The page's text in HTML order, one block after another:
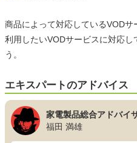
商品によって対応しているVOD
利用したいVODサービスに対応し
う。
エキスパートのアドバイス
家電製品総合アドバイ
福田 満雄